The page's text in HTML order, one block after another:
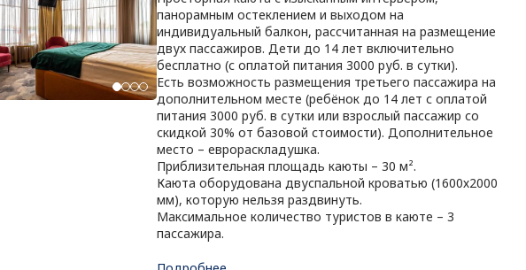
панорамным остеклением и выходом на
индивидуальный балкон, рассчитанная на размещение
двух пассажиров. Дети до 14 лет включительно
бесплатно (с оплатой питания 3000 руб. в сутки).
Есть возможность размещения третьего пассажира на
дополнительном месте (ребёнок до 14 лет с оплатой
питания 3000 руб. в сутки или взрослый пассажир со
скидкой 30% от базовой стоимости). Дополнительное
место – еврораскладушка.
Приблизительная площадь каюты – 30 м².
Каюта оборудована двуспальной кроватью (1600х2000
мм), которую нельзя раздвинуть.
Максимальное количество туристов в каюте – 3
пассажира.